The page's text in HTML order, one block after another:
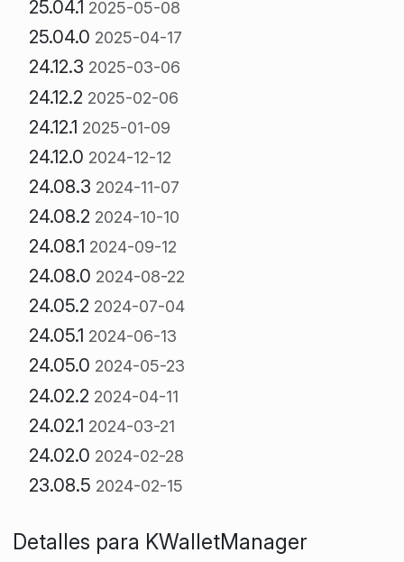
25.04.1 2025-05-08
25.04.0 2025-04-17
24.12.3 2025-03-06
24.12.2 2025-02-06
24.12.1 2025-01-09
24.12.0 2024-12-12
24.08.3 2024-11-07
24.08.2 2024-10-10
24.08.1 2024-09-12
24.08.0 2024-08-22
24.05.2 2024-07-04
24.05.1 2024-06-13
24.05.0 2024-05-23
24.02.2 2024-04-11
24.02.1 2024-03-21
24.02.0 2024-02-28
23.08.5 2024-02-15
Detalles para KWalletManager